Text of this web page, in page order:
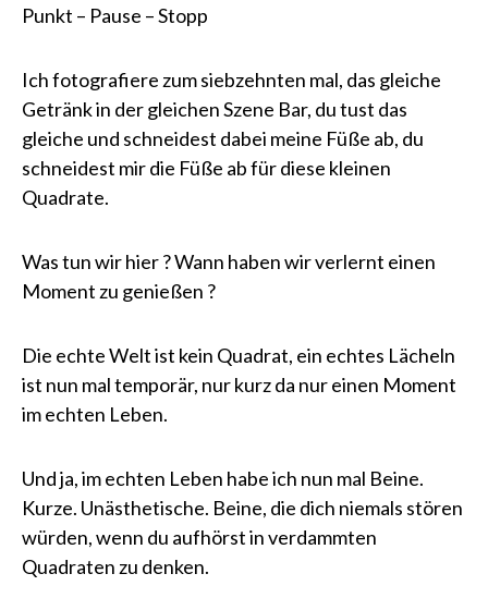
Punkt – Pause – Stopp
Ich fotografiere zum siebzehnten mal, das gleiche
Getränk in der gleichen Szene Bar, du tust das
gleiche und schneidest dabei meine Füße ab, du
schneidest mir die Füße ab für diese kleinen
Quadrate.
Was tun wir hier ? Wann haben wir verlernt einen
Moment zu genießen ?
Die echte Welt ist kein Quadrat, ein echtes Lächeln
ist nun mal temporär, nur kurz da nur einen Moment
im echten Leben.
Und ja, im echten Leben habe ich nun mal Beine.
Kurze. Unästhetische. Beine, die dich niemals stören
würden, wenn du aufhörst in verdammten
Quadraten zu denken.